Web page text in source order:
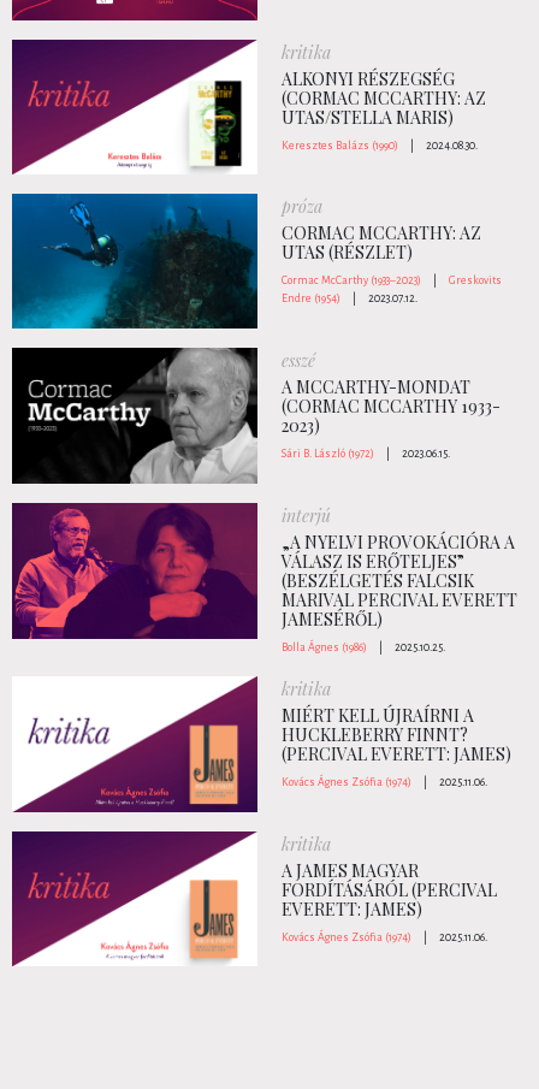
kritika
ALKONYI RÉSZEGSÉG
(CORMAC MCCARTHY: AZ
UTAS/STELLA MARIS)
Keresztes Balázs (1990) 2024.08.30.
próza
CORMAC MCCARTHY: AZ
UTAS (RÉSZLET)
Cormac McCarthy (1933–2023)
Greskovits
Endre (1954)
2023.07.12.
esszé
A MCCARTHY-MONDAT
(CORMAC MCCARTHY 1933-
2023)
Sári B. László (1972) 2023.06.15.
interjú
„A NYELVI PROVOKÁCIÓRA A
VÁLASZ IS ERŐTELJES”
(BESZÉLGETÉS FALCSIK
MARIVAL PERCIVAL EVERETT
JAMESÉRŐL)
Bolla Ágnes (1986) 2025.10.25.
kritika
MIÉRT KELL ÚJRAÍRNI A
HUCKLEBERRY FINNT?
(PERCIVAL EVERETT: JAMES)
Kovács Ágnes Zsófia (1974) 2025.11.06.
kritika
A JAMES MAGYAR
FORDÍTÁSÁRÓL (PERCIVAL
EVERETT: JAMES)
Kovács Ágnes Zsófia (1974) 2025.11.06.